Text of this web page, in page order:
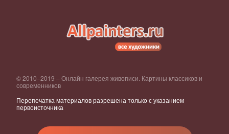
© 2010–2019 – Онлайн галерея живописи. Картины классиков и
современников
Перепечатка материалов разрешена только с указанием
первоисточника